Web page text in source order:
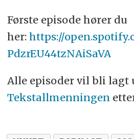
Første episode hører du
her: https://
PdzrEU44tzNAiSaVA
Alle episoder vil bli lagt
Tekstallmenningen